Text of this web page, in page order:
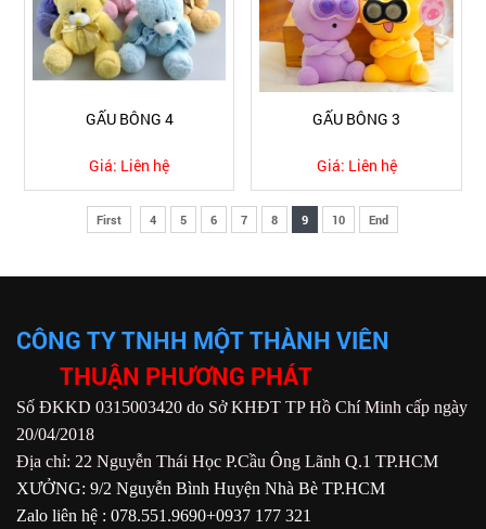
GẤU BÔNG 4
Giá: Liên hệ
GẤU BÔNG 3
Giá: Liên hệ
First 4 5 6 7 8 9 10 End
CÔNG TY TNHH MỘT THÀNH VIÊN
THUẬN PHƯƠNG PHÁT
Số ĐKKD 0315003420 do Sở KHĐT TP Hồ Chí Minh cấp ngày
20/04/2018
Địa chỉ: 22 Nguyễn Thái Học P.Cầu Ông Lãnh Q.1 TP.HCM
XƯỞNG: 9/2 Nguyễn Bình Huyện Nhà Bè TP.HCM
Zalo liên hệ : 078.551.9690+0937 177 321